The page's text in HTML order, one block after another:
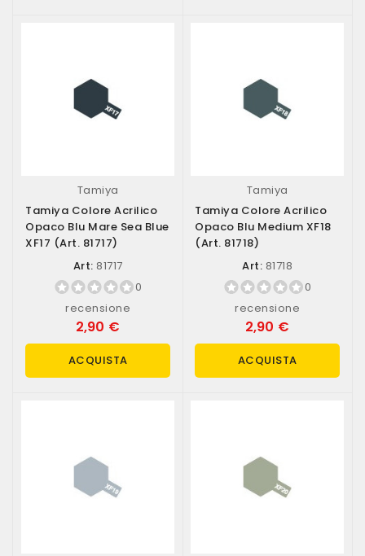
Tamiya
Tamiya Colore Acrilico
Opaco Blu Mare Sea Blue
XF17 (art. 81717)
Art: 81717
0
recensione
2,90 €
ACQUISTA
Tamiya
Tamiya Colore Acrilico
Opaco Blu Medium XF18
(art. 81718)
Art: 81718
0
recensione
2,90 €
ACQUISTA